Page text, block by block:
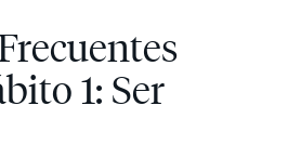
1: Ser